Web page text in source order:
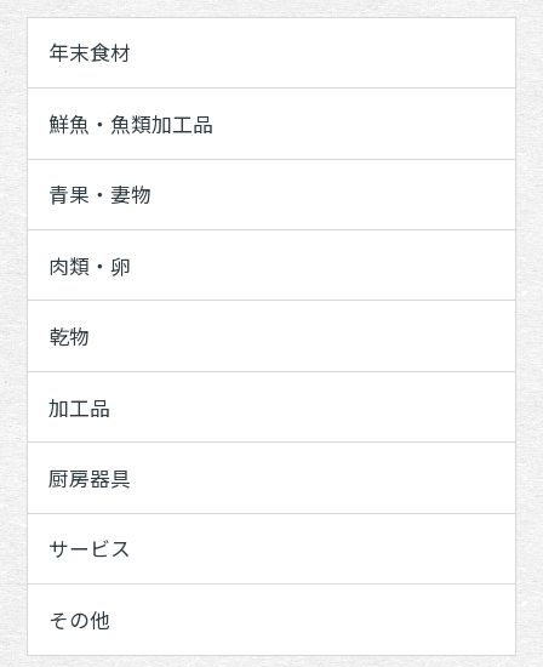
年末食材
鮮魚・魚類加工品
青果・妻物
肉類・卵
乾物
加工品
厨房器具
サービス
その他